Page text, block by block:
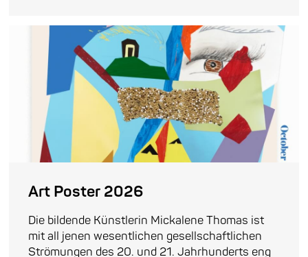
Art Poster 2026
Die bildende Künstlerin Mickalene Thomas ist
mit all jenen wesentlichen gesellschaftlichen
Strömungen des 20. und 21. Jahrhunderts eng